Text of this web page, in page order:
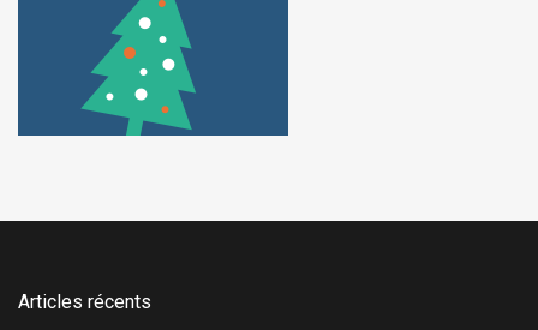
Articles récents